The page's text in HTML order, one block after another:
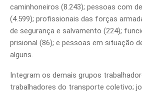
caminhoneiros (8.243); pessoas com
(4.599); profissionais das forças
de segurança e salvamento (224);
prisional (86); e pessoas em situação
alguns.
Integram os demais grupos
trabalhadores do transporte coletivo;